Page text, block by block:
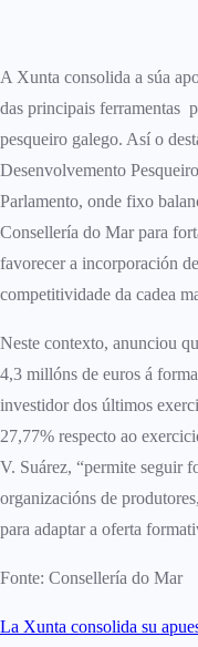
A Xunta consolida a súa
das principais ferramentas
pesqueiro galego. Así o
Desenvolvemento
Parlamento, onde fixo
Consellería do Mar para
favorecer a incorporación
competitividade da cadea
Neste contexto, anunciou
4,3 millóns de euros á
investidor dos últimos
27,77% respecto ao
V. Suárez, “permite seguir
organizacións de
para adaptar a oferta
Fonte: Consellería do Mar
La Xunta consolida su